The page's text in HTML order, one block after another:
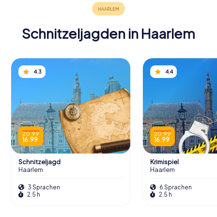
erkundet Haarlem auf spannende und
Ein Blick ins Innere
Eintritt in das Rathaus ist wie ein Gang durch eine
Zeitkapsel. Im Obergeschoss befindet sich ein großer
Saal mit gotischer Decke, wo Besucher eine Reihe von
Porträts der Grafen von Holland bewundern können.
Diese sind Kopien von Wandgemälden aus dem 16.
Jahrhundert aus einem Karmeliterkloster und verleihen der
Geschichte.
Schnitzeljagden in Haarlem
4.3
20.99
16.99
Schnitzeljagd
Haarlem
3 Sprachen
2.5 h
4.4
20.99
16.99
Krimispiel
Haarlem
6 Sprachen
2.5 h